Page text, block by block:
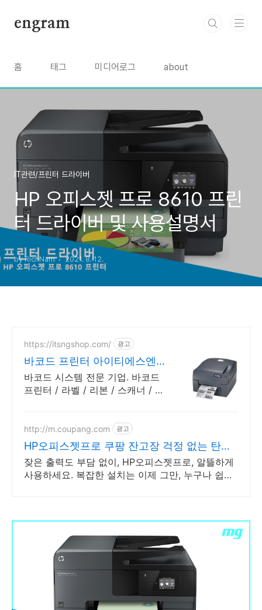
engram
홈 태그 미디어로그 about
IT관련/프린터 드라이버
HP 오피스젯 프로 8610 프린
터 드라이버 및 사용설명서
by RichNam 2021. 8. 12.
https://itsngshop.com/ 광고
바코드 프린터 아이티에스엔지
바코드 시스템 전문 기업
바코드 시스템 전문 기업. 바코드
프린터 / 라벨 / 리본 / 스캐너 / 소
http://m.coupang.com 광고
HP오피스젯프로 쿠팡 잔고장 걱정 없는 탄탄
함
잦은 출력도 부담 없이, HP오피스젯프로, 알뜰하게
사용하세요. 복잡한 설치는 이제 그만, 누구나 쉽게